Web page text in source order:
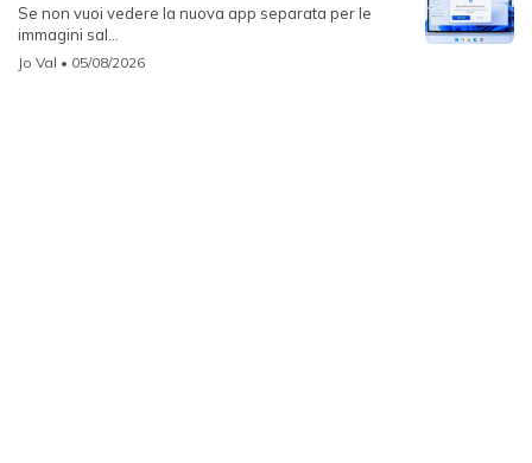
Se non vuoi vedere la nuova app separata per le
immagini sal...
Jo Val • 05/08/2026